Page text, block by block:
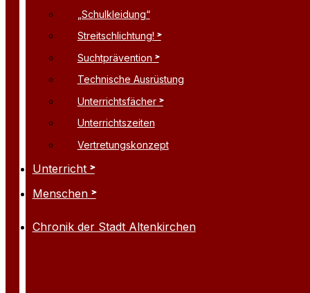
„Schulkleidung“
Streitschlichtung!
Suchtprävention
Technische Ausrüstung
Unterrichtsfächer
Unterrichtszeiten
Vertretungskonzept
Unterricht
Menschen
Chronik der Stadt Altenkirchen